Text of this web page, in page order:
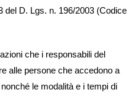
del D. Lgs. n. 196/2003 (Codice
che i responsabili del
alle persone che accedono a
le modalità e i tempi di